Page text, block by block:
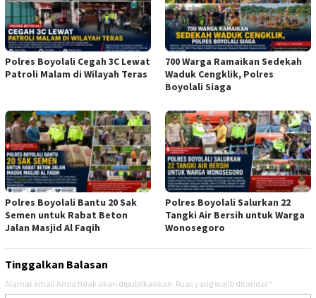
Polres Boyolali Cegah 3C Lewat
Patroli Malam di Wilayah Teras
700 Warga Ramaikan Sedekah
Waduk Cengklik, Polres
Boyolali Siaga
Polres Boyolali Bantu 20 Sak
Semen untuk Rabat Beton
Jalan Masjid Al Faqih
Polres Boyolali Salurkan 22
Tangki Air Bersih untuk Warga
Wonosegoro
Tinggalkan Balasan
Alamat email Anda tidak akan dipublikasikan. Ruas yang wajib ditandai *